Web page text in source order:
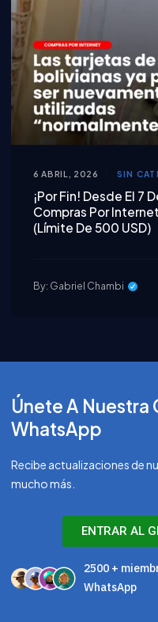
6 ABRIL, 2026 SIN
¡Por Fin! Desde El 7
Compras Por
(Límite De 500 USD)
By: Gabriel Chambi
Únete A Nuestra
WhatsApp
Recibe actualizaciones de
mucho más.
ENTRAR AL
2500 +
WhatsApp